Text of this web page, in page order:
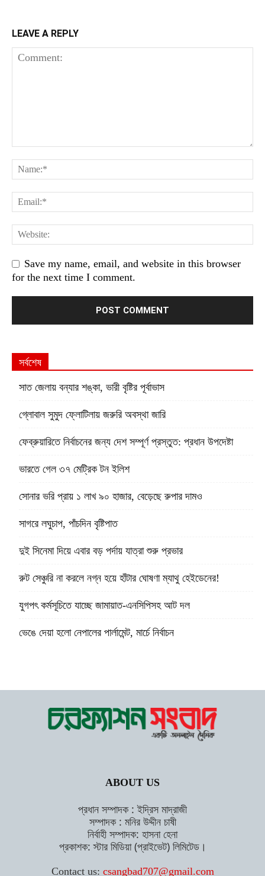
LEAVE A REPLY
Save my name, email, and website in this browser
for the next time I comment.
সর্বশেষ
সাত জেলায় বন্যার শঙ্কা, ভারী বৃষ্টির পূর্বাভাস
গ্লোবাল সুমুদ ফ্লোটিলায় জরুরি অবস্থা জারি
ফেব্রুয়ারিতে নির্বাচনের জন্য দেশ সম্পূর্ণ প্রস্তুত: প্রধান উপদেষ্টা
ভারতে গেল ৩৭ মেট্রিক টন ইলিশ
সোনার ভরি প্রায় ১ লাখ ৯০ হাজার, বেড়েছে রুপার দামও
সাগরে লঘুচাপ, পাঁচদিন বৃষ্টিপাত
দুই সিনেমা দিয়ে এবার বড় পর্দায় যাত্রা শুরু প্রভার
রুট সেঞ্চুরি না করলে নগ্ন হয়ে হাঁটার ঘোষণা ম্যাথু হেইডেনের!
যুগপৎ কর্মসূচিতে যাচ্ছে জামায়াত-এনসিপিসহ আট দল
ভেঙে দেয়া হলো নেপালের পার্লামেন্ট, মার্চে নির্বাচন
ABOUT US
প্রধান সম্পাদক : ইদ্রিস মাদ্রাজী
সম্পাদক : মনির উদ্দীন চাষী
নির্বাহী সম্পাদক: হাসনা হেনা
প্রকাশক: স্টার মিডিয়া (প্রাইভেট) লিমিটেড।
Contact us: csangbad707@gmail.com